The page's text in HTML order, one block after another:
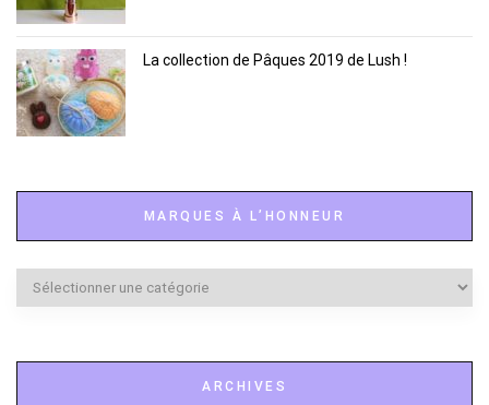
La collection de Pâques 2019 de Lush !
MARQUES À L’HONNEUR
Marques
ARCHIVES